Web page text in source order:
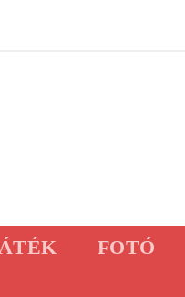
FOTÓ